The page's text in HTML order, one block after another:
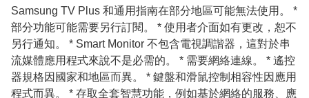
Samsung TV Plus 和通用指南在部分地區可能無法使用。 *
部分功能可能需要另行訂閱。 * 使用者介面如有更改，恕不
另行通知。 * Smart Monitor 不包含電視調諧器，這對於串
流媒體應用程式來說不是必需的。 * 需要網絡連線。 * 遙控
器規格因國家和地區而異。 * 鍵盤和滑鼠控制相容性因應用
程式而異。 * 存取全套智慧功能，例如基於網絡的服務、應